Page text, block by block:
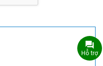
Hỗ trợ